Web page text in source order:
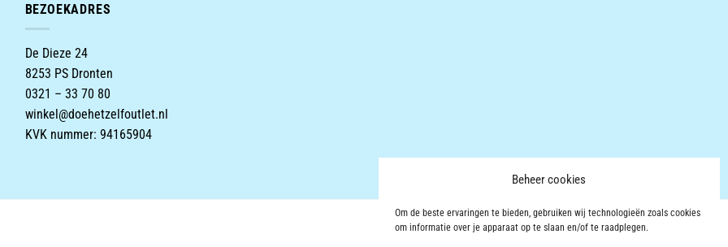
Beheer cookies
Om de beste ervaringen te bieden, gebruiken wij technologieën zoals cookies
om informatie over je apparaat op te slaan en/of te raadplegen.
BEZOEKADRES
De Dieze 24
8253 PS Dronten
0321 – 33 70 80
winkel@doehetzelfoutlet.nl
KVK nummer: 94165904